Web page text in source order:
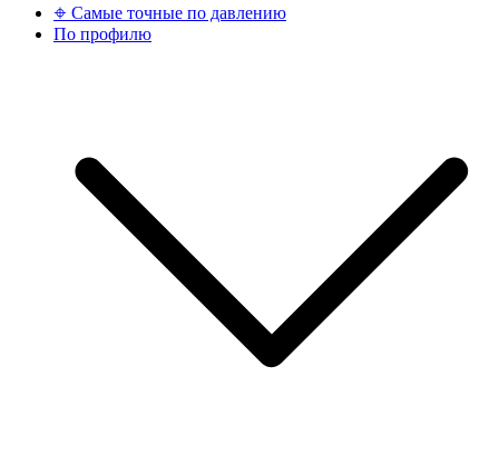
𖦏 Самые точные по давлению
По профилю